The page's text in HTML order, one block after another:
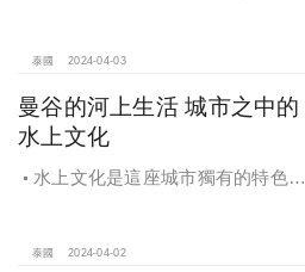
所。
泰國 2024-04-03
曼谷的河上生活 城市之中的
水上文化
水上文化是這座城市獨有的特色之
泰國 2024-04-02